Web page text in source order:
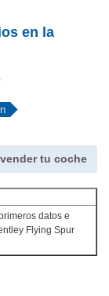
en la
tu coche
datos e
Flying Spur